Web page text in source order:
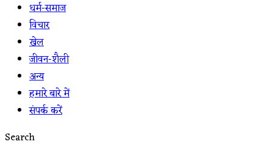
धर्म-समाज
विचार
खेल
जीवन-शैली
अन्य
हमारे बारे में
संपर्क करें
Search